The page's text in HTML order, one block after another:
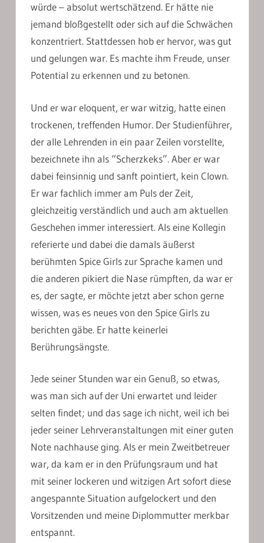
würde – absolut wertschätzend. Er hätte nie
jemand bloßgestellt oder sich auf die Schwächen
konzentriert. Stattdessen hob er hervor, was gut
und gelungen war. Es machte ihm Freude, unser
Potential zu erkennen und zu betonen.
Und er war eloquent, er war witzig, hatte einen
trockenen, treffenden Humor. Der Studienführer,
der alle Lehrenden in ein paar Zeilen vorstellte,
bezeichnete ihn als “Scherzkeks”. Aber er war
dabei feinsinnig und sanft pointiert, kein Clown.
Er war fachlich immer am Puls der Zeit,
gleichzeitig verständlich und auch am aktuellen
Geschehen immer interessiert. Als eine Kollegin
referierte und dabei die damals äußerst
berühmten Spice Girls zur Sprache kamen und
die anderen pikiert die Nase rümpften, da war er
es, der sagte, er möchte jetzt aber schon gerne
wissen, was es neues von den Spice Girls zu
berichten gäbe. Er hatte keinerlei
Berührungsängste.
Jede seiner Stunden war ein Genuß, so etwas,
was man sich auf der Uni erwartet und leider
selten findet; und das sage ich nicht, weil ich bei
jeder seiner Lehrveranstaltungen mit einer guten
Note nachhause ging. Als er mein Zweitbetreuer
war, da kam er in den Prüfungsraum und hat
mit seiner lockeren und witzigen Art sofort diese
angespannte Situation aufgelockert und den
Vorsitzenden und meine Diplommutter merkbar
entspannt.